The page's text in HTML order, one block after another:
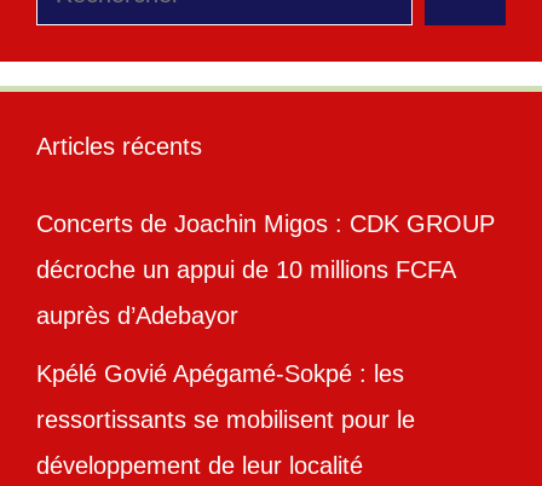
Articles récents
Concerts de Joachin Migos : CDK GROUP
décroche un appui de 10 millions FCFA
auprès d’Adebayor
Kpélé Govié Apégamé-Sokpé : les
ressortissants se mobilisent pour le
développement de leur localité